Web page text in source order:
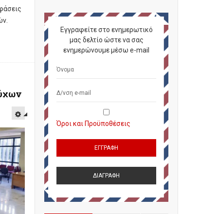
Εγγραφείτε στο ενημερωτικό
μας δελτίο ώστε να σας
ενημερώνουμε μέσω e-mail
Όροι και Προϋποθέσεις